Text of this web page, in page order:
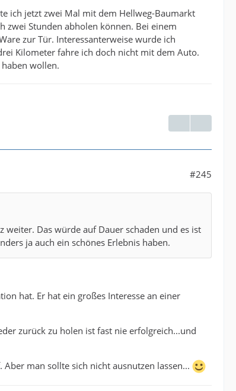
ich jetzt zwei Mal mit dem Hellweg-Baumarkt
zwei Stunden abholen können. Bei einem
zur Tür. Interessanterweise wurde ich
Kilometer fahre ich doch nicht mit dem Auto.
wollen.
#245
weiter. Das würde auf Dauer schaden und es ist
ja auch ein schönes Erlebnis haben.
hat. Er hat ein großes Interesse an einer
zurück zu holen ist fast nie erfolgreich...und
man sollte sich nicht ausnutzen lassen...